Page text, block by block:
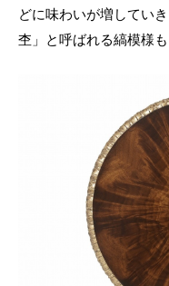
どに味わいが増してい
杢」と呼ばれる縞模様